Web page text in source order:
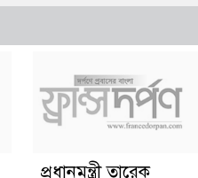
প্রধানমন্ত্রী তারেক